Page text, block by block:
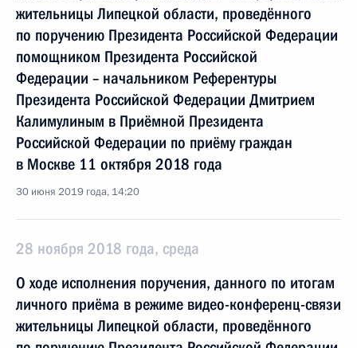
жительницы Липецкой области, проведённого
по поручению Президента Российской Федерации
помощником Президента Российской
Федерации – начальником Референтуры
Президента Российской Федерации Дмитрием
Калимулиным в Приёмной Президента
Российской Федерации по приёму граждан
в Москве 11 октября 2018 года
30 июня 2019 года, 14:20
28 ноября 2018 года, среда
О ходе исполнения поручения, данного по итогам
личного приёма в режиме видео-конференц-связи
жительницы Липецкой области, проведённого